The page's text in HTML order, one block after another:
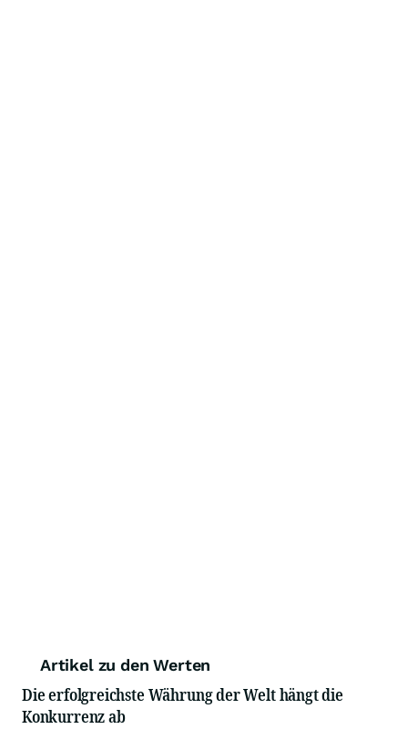
Artikel zu den Werten
Die erfolgreichste Währung der Welt hängt die
Konkurrenz ab